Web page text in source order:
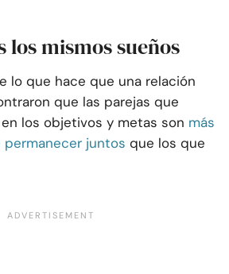
los mismos sueños
lo que hace que una relación
que las parejas que
los objetivos y metas son más
juntos que los que